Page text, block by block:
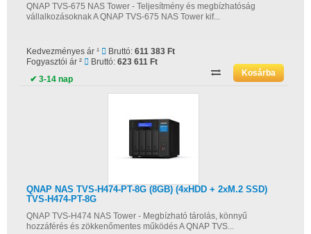
QNAP TVS-675 NAS Tower - Teljesítmény és megbízhatóság
vállalkozásoknak A QNAP TVS-675 NAS Tower kif...
Kedvezményes ár ¹ Bruttó: 611 383 Ft
Fogyasztói ár ²
Bruttó: 623 611 Ft
✔ 3-14 nap
QNAP NAS TVS-H474-PT-8G (8GB) (4xHDD + 2xM.2 SSD)
TVS-H474-PT-8G
QNAP TVS-H474 NAS Tower - Megbízható tárolás, könnyű
hozzáférés és zökkenőmentes működés A QNAP TVS...